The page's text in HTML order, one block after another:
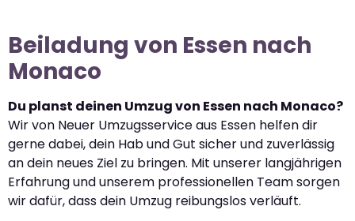
Beiladung von Essen nach
Monaco
Du planst deinen Umzug von Essen nach Monaco?
Wir von Neuer Umzugsservice aus Essen helfen dir
gerne dabei, dein Hab und Gut sicher und zuverlässig
an dein neues Ziel zu bringen. Mit unserer langjährigen
Erfahrung und unserem professionellen Team sorgen
wir dafür, dass dein Umzug reibungslos verläuft.